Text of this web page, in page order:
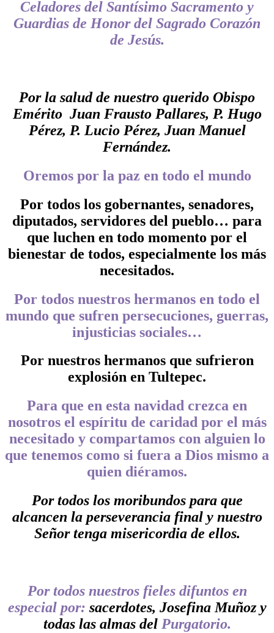
Celadores del Santísimo Sacramento y
Guardias de Honor del Sagrado Corazón
de Jesús.
Por la salud de nuestro querido Obispo
Emérito Juan Frausto Pallares, P. Hugo
Pérez, P. Lucio Pérez, Juan Manuel
Fernández.
Oremos por la paz en todo el mundo
Por todos los gobernantes, senadores,
diputados, servidores del pueblo… para
que luchen en todo momento por el
bienestar de todos, especialmente los más
necesitados.
Por todos nuestros hermanos en todo el
mundo que sufren persecuciones, guerras,
injusticias sociales…
Por nuestros hermanos que sufrieron
explosión en Tultepec.
Para que en esta navidad crezca en
nosotros el espíritu de caridad por el más
necesitado y compartamos con alguien lo
que tenemos como si fuera a Dios mismo a
quien diéramos.
Por todos los moribundos para que
alcancen la perseverancia final y nuestro
Señor tenga misericordia de ellos.
Por todos nuestros fieles difuntos en
especial por: sacerdotes, Josefina Muñoz y
todas las almas del Purgatorio.